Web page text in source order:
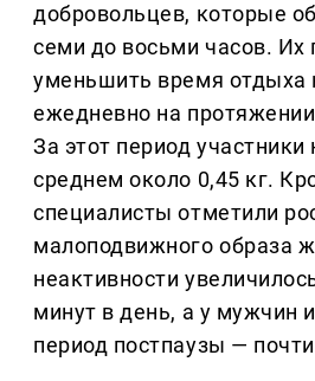
добровольцев, которые
семи до восьми часов. Их
уменьшить время отдыха
ежедневно на
За этот период участники
среднем около 0,45 кг.
специалисты отметили
малоподвижного образа
неактивности
минут в день, а у мужчин
период постпаузы —